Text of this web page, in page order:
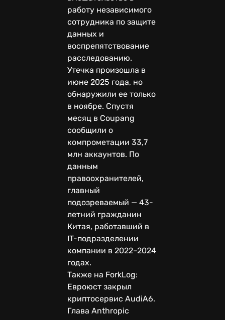
работу независимого
сотрудника по защите
данных и
воспрепятствование
расследованию.
Утечка произошла в
июне 2025 года, но
обнаружили ее только
в ноябре. Спустя
месяц в Coupang
сообщили о
компрометации 33,7
млн аккаунтов. По
данным
правоохранителей,
главный
подозреваемый — 43-
летний гражданин
Китая, работавший в
IT-подразделении
компании в 2022–2024
годах.
Также на ForkLog:
Евроюст закрыл
криптосервис AudiA6.
Глава Anthropic